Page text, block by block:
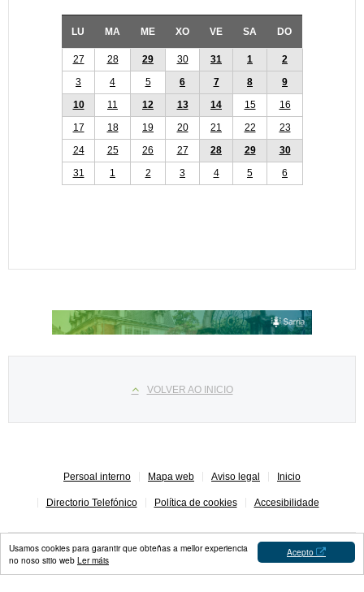
Acepto
Usamos cookies para garantir que obteñas a mellor experiencia
no noso sitio web Ler máis
LU MA ME XO VE SA DO
27 28 29 30 31 1
2
3
4 5 6 7 8
9
10
11 12 13 14 15
16
17
18 19 20 21 22
23
24
25 26 27 28 29
30
31
1 2 3 4 5 6
VOLVER AO INICIO
Persoal interno Mapa web Aviso legal Inicio
Directorio Telefónico Política de cookies Accesibilidade